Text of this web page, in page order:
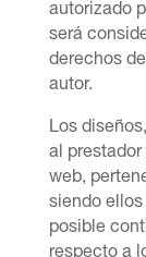
autorizado
será
derechos
autor.
Los
al prestador
web,
siendo
posible
respecto a